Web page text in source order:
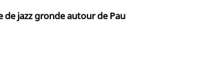
de jazz gronde autour de Pau